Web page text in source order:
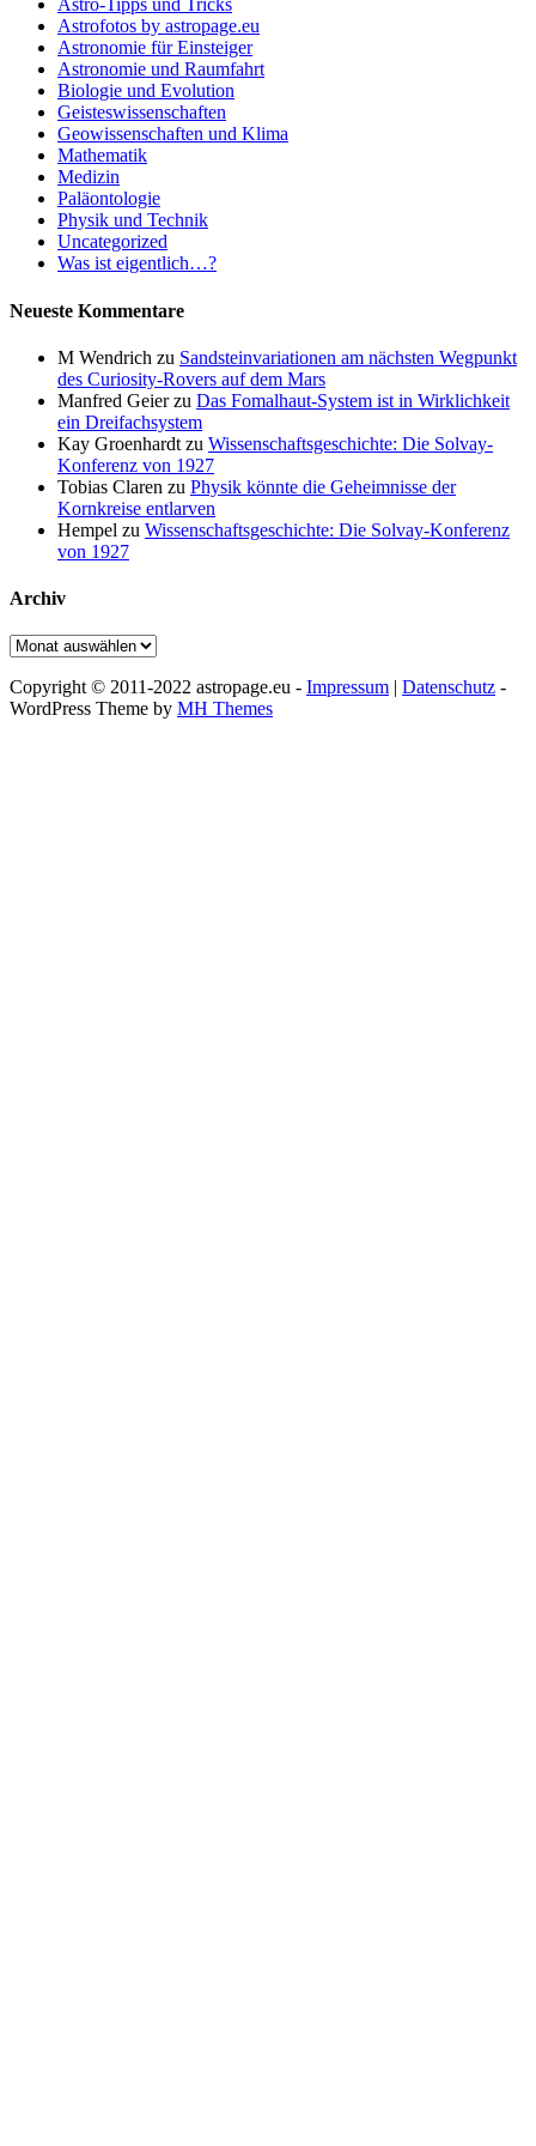
Astro-Tipps und Tricks
Astrofotos by astropage.eu
Astronomie für Einsteiger
Astronomie und Raumfahrt
Biologie und Evolution
Geisteswissenschaften
Geowissenschaften und Klima
Mathematik
Medizin
Paläontologie
Physik und Technik
Uncategorized
Was ist eigentlich…?
Neueste Kommentare
M Wendrich zu Sandsteinvariationen am nächsten Wegpunkt
des Curiosity-Rovers auf dem Mars
Manfred Geierzu Das Fomalhaut-System ist in Wirklichkeit
ein Dreifachsystem
Kay Groenhardt zu Wissenschaftsgeschichte: Die Solvay-
Konferenz von 1927
Tobias Claren zu Physik könnte die Geheimnisse der
Kornkreise entlarven
Hempel zu Wissenschaftsgeschichte: Die Solvay-Konferenz
von 1927
Archiv
Archiv
Copyright © 2011-2022 astropage.eu - Impressum | Datenschutz -
WordPress Theme by MH Themes